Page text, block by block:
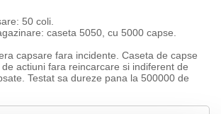
50 coli.
caseta 5050, cu 5000 capse.
capsare fara incidente. Caseta de capse
actiuni fara reincarcare si indiferent de
Testat sa dureze pana la 500000 de